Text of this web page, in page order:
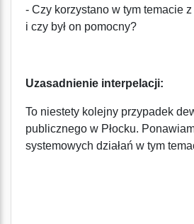
- Czy korzystano w tym temacie
i czy był on pomocny?
Uzasadnienie interpelacji:
To niestety kolejny przypadek
publicznego w Płocku.
systemowych działań w tym